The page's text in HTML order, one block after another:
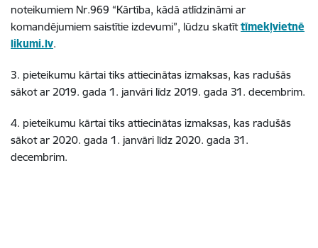
noteikumiem Nr.969 “Kārtība, kādā atlīdzināmi ar
komandējumiem saistītie izdevumi”, lūdzu skatīttīmekļvietnē
likumi.lv.
3. pieteikumu kārtai tiks attiecinātas izmaksas, kas radušās
sākot ar 2019. gada 1. janvāri līdz 2019. gada 31. decembrim.
4. pieteikumu kārtai tiks attiecinātas izmaksas, kas radušās
sākot ar 2020. gada 1. janvāri līdz 2020. gada 31.
decembrim.